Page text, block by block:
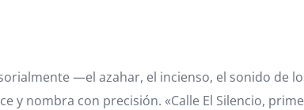
—el azahar, el incienso, el sonido de
nombra con precisión. «Calle El Silencio,